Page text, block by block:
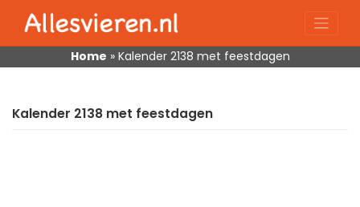
content
Home » Kalender 2138 met feestdagen
Kalender 2138 met feestdagen